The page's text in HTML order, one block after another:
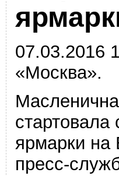
07.03.2016
«Москва».
стартовала
ярмарки
пресс-